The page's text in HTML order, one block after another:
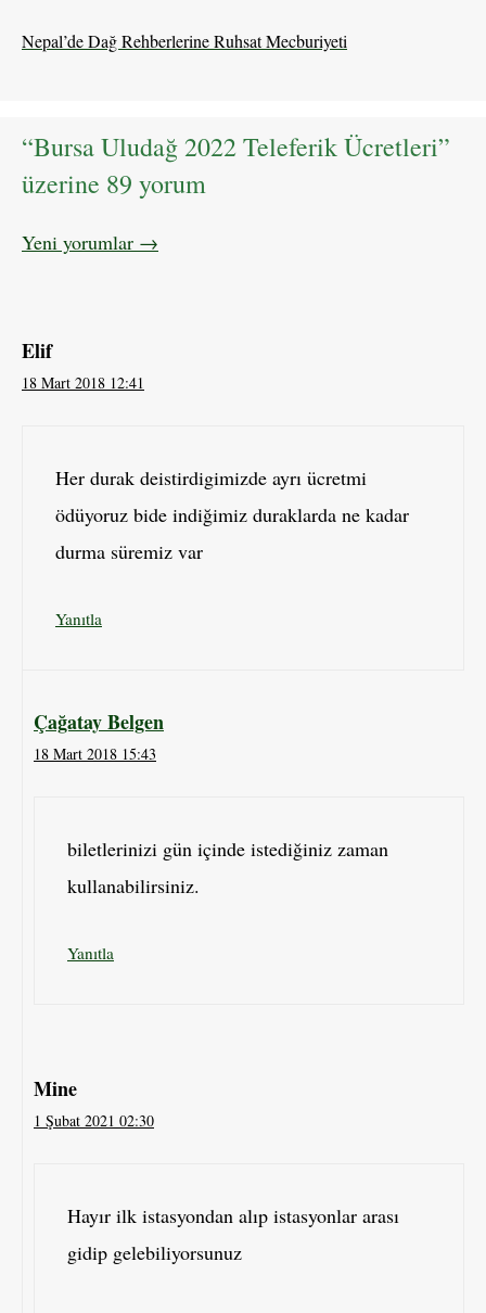
Nepal’de Dağ Rehberlerine Ruhsat Mecburiyeti
“Bursa Uludağ 2022 Teleferik Ücretleri”
üzerine 89 yorum
Yorum
Yeni yorumlar →
Elif
18 Mart 2018 12:41
Her durak deistirdigimizde ayrı ücretmi
ödüyoruz bide indiğimiz duraklarda ne kadar
durma süremiz var
Yanıtla
Çağatay Belgen
18 Mart 2018 15:43
biletlerinizi gün içinde istediğiniz zaman
kullanabilirsiniz.
Yanıtla
Mine
1 Şubat 2021 02:30
Hayır ilk istasyondan alıp istasyonlar arası
gidip gelebiliyorsunuz